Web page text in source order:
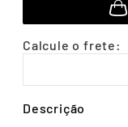
Descrição